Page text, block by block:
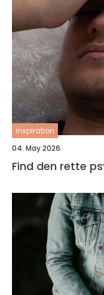
inspiration
04. May 2026
Find den rette